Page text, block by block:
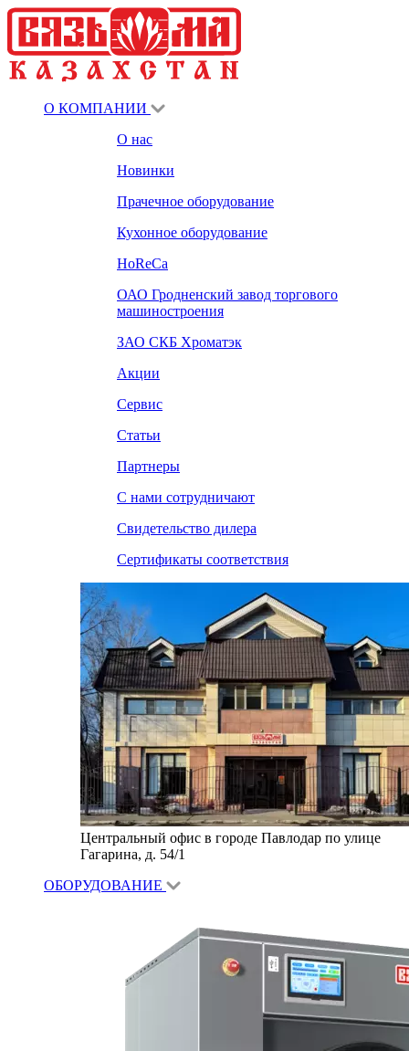
О КОМПАНИИ
О нас
Новинки
Прачечное оборудование
Кухонное оборудование
HoReCa
ОАО Гродненский завод торгового
машиностроения
ЗАО СКБ Хроматэк
Акции
Сервис
Статьи
Партнеры
С нами сотрудничают
Свидетельство дилера
Сертификаты соответствия
Центральный офис в городе Павлодар по улице
Гагарина, д. 54/1
ОБОРУДОВАНИЕ